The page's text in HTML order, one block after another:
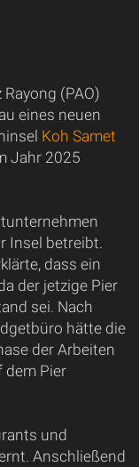
(PAO)
eines neuen
Koh Samet
Jahr 2025
Insel betreibt.
dass ein
der jetzige Pier
sei. Nach
hätte die
der Arbeiten
dem Pier
und
Anschließend